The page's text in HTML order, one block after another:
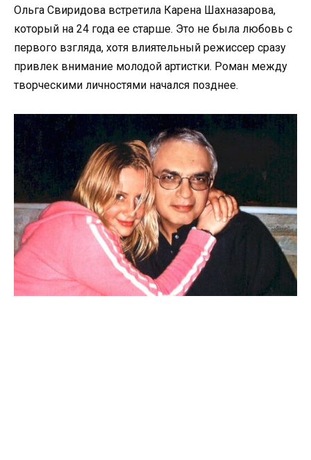
Ольга Свиридова встретила Карена Шахназарова,
который на 24 года ее старше. Это не была любовь с
первого взгляда, хотя влиятельный режиссер сразу
привлек внимание молодой артистки. Роман между
творческими личностями начался позднее.